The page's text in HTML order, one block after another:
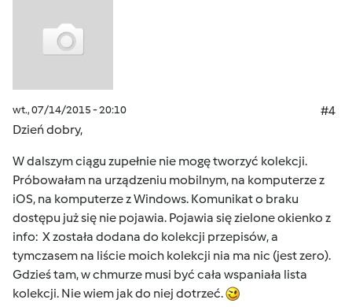
wt., 07/14/2015 - 20:10
#4
Dzień dobry,
W dalszym ciągu zupełnie nie mogę tworzyć kolekcji.
Próbowałam na urządzeniu mobilnym, na komputerze z
iOS, na komputerze z Windows. Komunikat o braku
dostępu już się nie pojawia. Pojawia się zielone okienko z
info: X została dodana do kolekcji przepisów, a
tymczasem na liście moich kolekcji nia ma nic (jest zero).
Gdzieś tam, w chmurze musi być cała wspaniała lista
kolekcji. Nie wiem jak do niej dotrzeć.